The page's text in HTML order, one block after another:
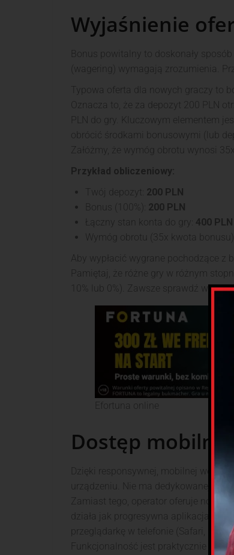
Wyjaśnienie
Bonus powitalny to doskonały
(wagering) wymagają zrozumienia.
Typowa oferta dla nowych graczy to
Oznacza to, że za depozyt 200 PLN
PLN do gry. Kluczowym elementem
obrócić środkami bonusowymi (lub
Załóżmy, że wymóg obrotu wynosi
Przykład obliczeniowy:
Twój depozyt: 200 PLN
Bonus (100%): 200 PLN
Łączny stan konta do gry: 400 PLN
Wymóg obrotu (35x kwota bonusu):
Aby wypłacić wygrane pochodzące z
Pamiętaj, że różne gry w różnym
10% lub 0%). Zawsze sprawdź
Efortuna online
Dostęp mobilny
Dzięki responsywnej, mobilnej wersji
urządzeniu. Nie ma dedykowanej
Zamiast tego, operator oferuje
działa jak progresywna aplikacja
przeglądarkę w telefonie (Safari,
Funkcjonalność jest praktycznie